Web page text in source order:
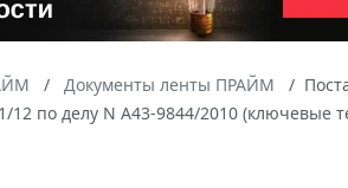
Документы ленты ПРАЙМ
12 по делу N А43-9844/2010 (ключевые